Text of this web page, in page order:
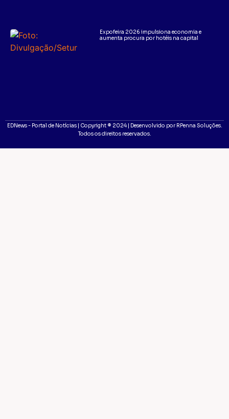
Expofeira 2026 impulsiona economia e
aumenta procura por hotéis na capital
EDNews - Portal de Notícias | Copyright ® 2024 | Desenvolvido por RPenna Soluções.
Todos os direitos reservados.